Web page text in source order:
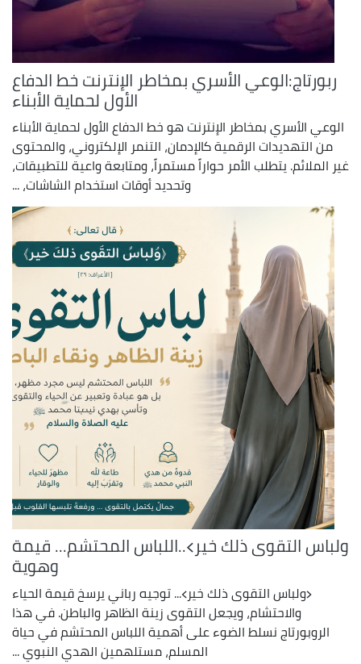
ربورتاج:الوعي الأسري بمخاطر الإنترنت خط الدفاع
الأول لحماية الأبناء
الوعي الأسري بمخاطر الإنترنت هو خط الدفاع الأول لحماية الأبناء
من التهديدات الرقمية كالإدمان، التنمر الإلكتروني، والمحتوى
غير الملائم. يتطلب الأمر حواراً مستمراً، ومتابعة واعية للتطبيقات،
وتحديد أوقات استخدام الشاشات، ...
ولباس التقوى ذلك خير﴾..اللباس المحتشم... قيمة
وهوية
﴿ولباس التقوى ذلك خير﴾... توجيه رباني يرسخ قيمة الحياء
والاحتشام، ويجعل التقوى زينة الظاهر والباطن. في هذا
الروبورتاج نسلط الضوء على أهمية اللباس المحتشم في حياة
المسلم، مستلهمين الهدي النبوي ...